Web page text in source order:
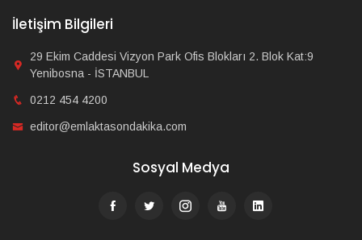
İletişim Bilgileri
29 Ekim Caddesi Vizyon Park Ofis Blokları 2. Blok Kat:9
Yenibosna - İSTANBUL
0212 454 4200
editor@emlaktasondakika.com
Sosyal Medya